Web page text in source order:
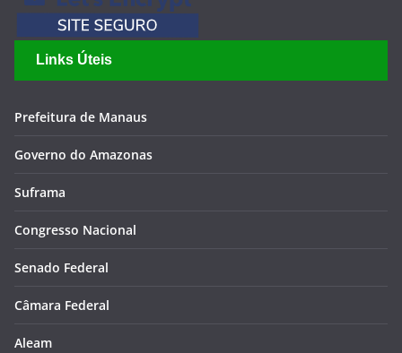
Links Úteis
Prefeitura de Manaus
Governo do Amazonas
Suframa
Congresso Nacional
Senado Federal
Câmara Federal
Aleam